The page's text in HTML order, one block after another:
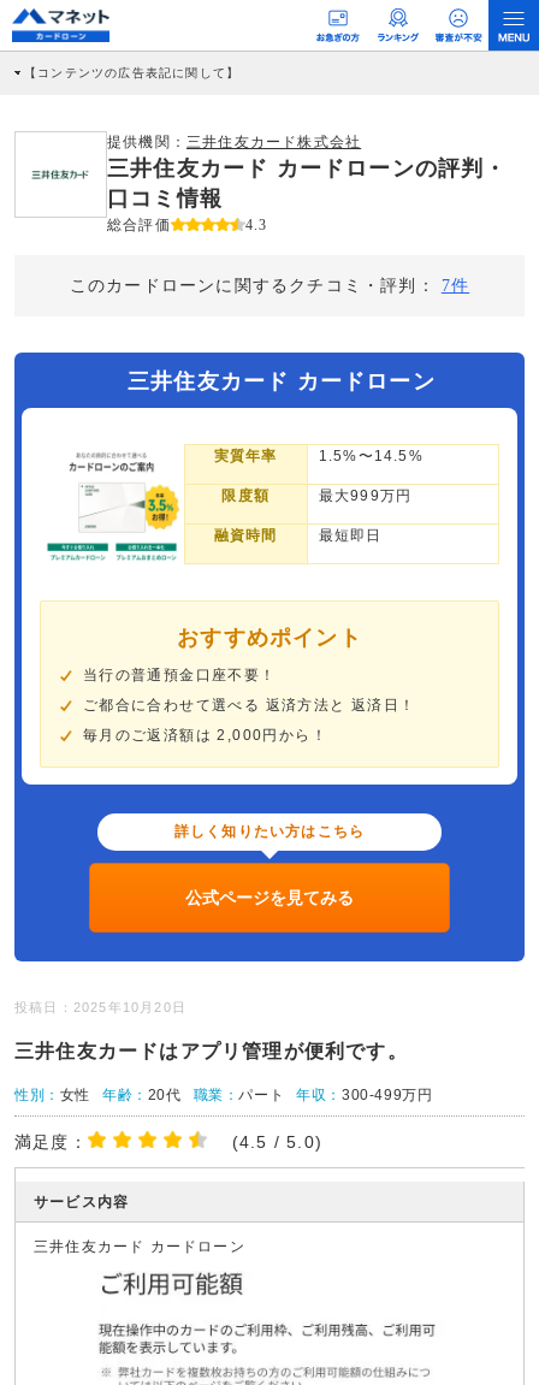
【コンテンツの広告表記に関して】
社に対して企業から紹介報酬が支払われるという収益モデルです。 ただし、特定の
商品を根拠なくPRするものではなく、当編集部の調査／ユーザーへの口コミ収集な
どに基づき、公平性を担保した情報提供を行っています。
提供機関： 三井住友カード株式会社
三井住友カード カードローンの評判・
口コミ情報
総合評価 4.3
このカードローンに関するクチコミ・評判： 7件
三井住友カード カードローン
実質年率 1.5%〜14.5%
限度額 最大999万円
融資時間 最短即日
おすすめポイント
当行の普通預金口座不要！
ご都合に合わせて選べる 返済方法と 返済日！
毎月のご返済額は 2,000円から！
詳しく知りたい方はこちら
公式ページを見てみる
投稿日：2025年10月20日
三井住友カードはアプリ管理が便利です。
性別： 女性 年齢： 20代 職業：パート 年収：300-499万円
満足度： (4.5 / 5.0)
サービス内容
三井住友カード カードローン